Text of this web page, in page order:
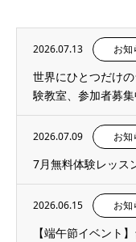
2026.07.13 お知
世界にひとつだけ
験教室、参加者募
2026.07.09 お知
7月無料体験レッス
2026.06.15 お知
【端午節イベント